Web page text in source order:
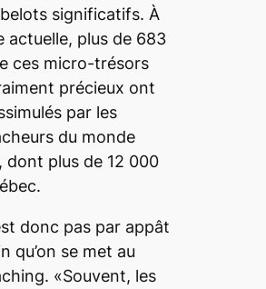
significatifs. À
actuelle, plus de 683
ces micro-trésors
précieux ont
par les
du monde
dont plus de 12 000
donc pas par appât
qu’on se met au
«Souvent, les